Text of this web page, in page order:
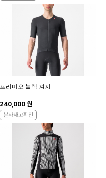
프리미오 블랙 져지
240,000 원
본사재고확인